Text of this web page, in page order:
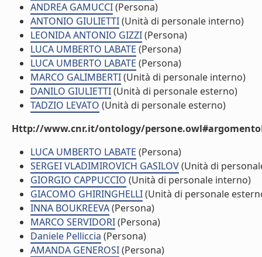
ANDREA GAMUCCI(Persona)
ANTONIO GIULIETTI(Unità di personale interno)
LEONIDA ANTONIO GIZZI(Persona)
LUCA UMBERTO LABATE (Persona)
LUCA UMBERTO LABATE (Persona)
MARCO GALIMBERTI(Unità di personale interno)
DANILO GIULIETTI(Unità di personale esterno)
TADZIO LEVATO (Unità di personale esterno)
Http://www.cnr.it/ontology/
LUCA UMBERTO LABATE (Persona)
SERGEI VLADIMIROVICH GASILOV(Unità di
GIORGIO CAPPUCCIO (Unità di personale interno)
GIACOMO GHIRINGHELLI(Unità di personale
INNA BOUKREEVA(Persona)
MARCO SERVIDORI(Persona)
Daniele Pelliccia (Persona)
AMANDA GENEROSI(Persona)